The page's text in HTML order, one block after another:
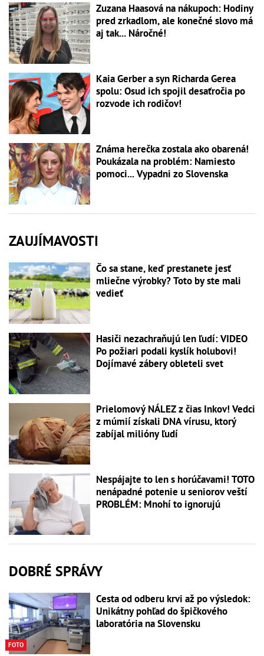
Zuzana Haasová na nákupoch: Hodiny
pred zrkadlom, ale konečné slovo má
aj tak... Náročné!
Kaia Gerber a syn Richarda Gerea
spolu: Osud ich spojil desaťročia po
rozvode ich rodičov!
Známa herečka zostala ako obarená!
Poukázala na problém: Namiesto
pomoci... Vypadni zo Slovenska
ZAUJÍMAVOSTI
Čo sa stane, keď prestanete jesť
mliečne výrobky? Toto by ste mali
vedieť
Hasiči nezachraňujú len ľudí: VIDEO
Po požiari podali kyslík holubovi!
Dojímavé zábery obleteli svet
Prielomový NÁLEZ z čias Inkov! Vedci
z múmií získali DNA vírusu, ktorý
zabíjal milióny ľudí
Nespájajte to len s horúčavami! TOTO
nenápadné potenie u seniorov veští
PROBLÉM: Mnohí to ignorujú
DOBRÉ SPRÁVY
FOTO
Cesta od odberu krvi až po výsledok:
Unikátny pohľad do špičkového
laboratória na Slovensku